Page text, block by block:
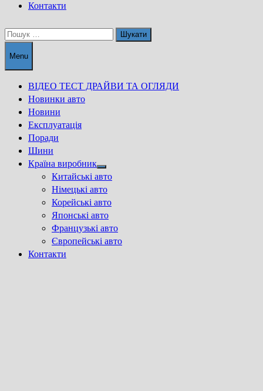
Контакти
Пошук:
Menu
ВІДЕО ТЕСТ ДРАЙВИ ТА ОГЛЯДИ
Новинки авто
Новини
Експлуатація
Поради
Шини
Країна виробник
Show
sub
menu
Китайські авто
Німецькі авто
Корейські авто
Японські авто
Французькі авто
Європейські авто
Контакти